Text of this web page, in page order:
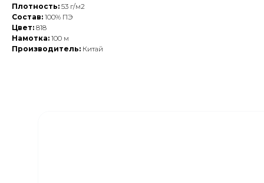
Плотность: 53 г/м2
Состав: 100% ПЭ
Цвет: 818
Намотка: 100 м
Производитель: Китай